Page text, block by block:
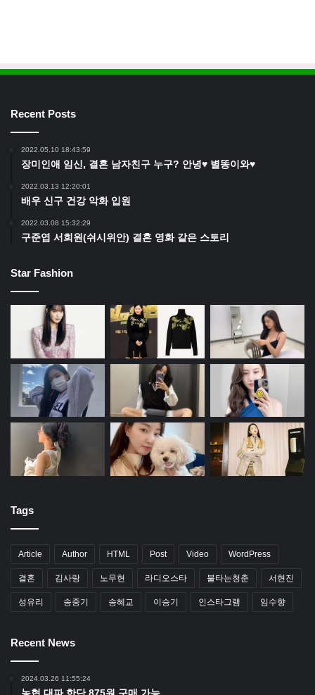
Recent Posts
2022.05.10 18:43:59
장미인애 임신, 결혼 남자친구 누구? 안녕♥ 별똥이와♥
2022.03.13 12:20:01
배우 신구 건강 악화 입원
2022.03.08 15:32:29
구준엽 서희원(쉬시위안) 결혼 영화 같은 스토리
Star Fashion
Tags
Article Author HTML Post Video WordPress
결혼 김사랑 노무현 라디오스타 불타는청춘 서현진
성유리 송중기 송혜교 이승기 인스타그램 임수향
Recent News
2024.03.26 11:55:24